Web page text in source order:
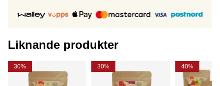
Liknande produkter
30% 30% 40%